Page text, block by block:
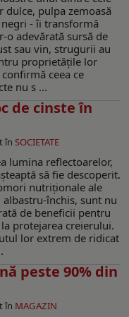
pulpa zemoasă
- îi transformă
adevărată sursă de
sau vin, strugurii au
proprietățile lor
ceea ce
nu s ...
de cinste în
în SOCIETATE
lumina reflectoarelor,
să fie descoperit.
nutriționale ale
închis, sunt nu
de beneficii pentru
protejarea creierului.
lor extrem de ridicat
peste 90% din
în MAGAZIN